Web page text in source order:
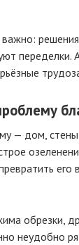
переделки.
— дом,
его
обрезки,
неудобно